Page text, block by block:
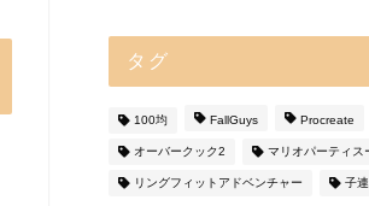
タグ
100均 FallGuys Procreate
オーバークック2 マリオパーティス
リングフィットアドベンチャー 子